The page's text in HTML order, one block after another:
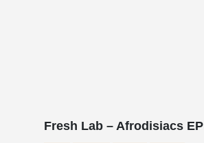
Fresh Lab – Afrodisiacs EP